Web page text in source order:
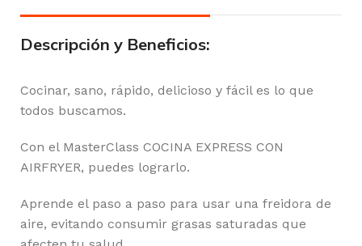
Descripción y Beneficios:
Cocinar, sano, rápido, delicioso y fácil es lo que
todos buscamos.
Con el MasterClass COCINA EXPRESS CON
AIRFRYER, puedes lograrlo.
Aprende el paso a paso para usar una freidora de
aire, evitando consumir grasas saturadas que